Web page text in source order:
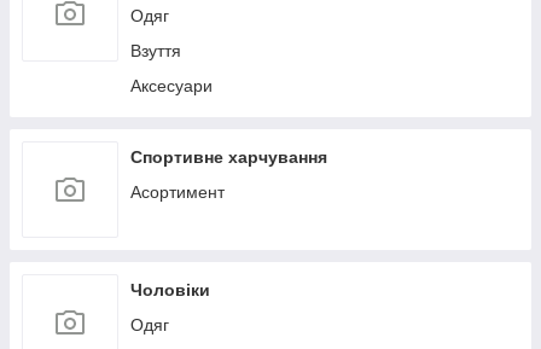
Одяг
Взуття
Аксесуари
Спортивне харчування
Асортимент
Чоловіки
Одяг